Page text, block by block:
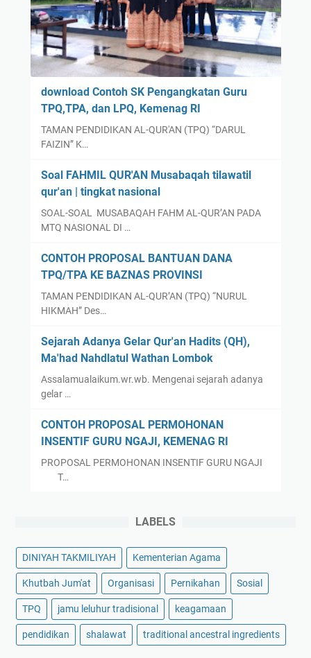
download Contoh SK Pengangkatan Guru
TPQ,TPA, dan LPQ, Kemenag RI
TAMAN PENDIDIKAN AL-QUR'AN (TPQ) “DARUL
FAIZIN” K…
Soal FAHMIL QUR'AN Musabaqah tilawatil
qur'an | tingkat nasional
SOAL-SOAL MUSABAQAH FAHM AL-QUR’AN PADA
MTQ NASIONAL DI …
CONTOH PROPOSAL BANTUAN DANA
TPQ/TPA KE BAZNAS PROVINSI
TAMAN PENDIDIKAN AL-QUR’AN (TPQ) “NURUL
HIKMAH” Des…
Sejarah Adanya Gelar Qur'an Hadits (QH),
Ma'had Nahdlatul Wathan Lombok
Assalamualaikum.wr.wb. Mengenai sejarah adanya
gelar …
CONTOH PROPOSAL PERMOHONAN
INSENTIF GURU NGAJI, KEMENAG RI
PROPOSAL PERMOHONAN INSENTIF GURU NGAJI
T…
LABELS
DINIYAH TAKMILIYAH Kementerian Agama
Khutbah Jum'at Organisasi Pernikahan Sosial
TPQ jamu leluhur tradisional keagamaan
pendidikan shalawat traditional ancestral ingredients